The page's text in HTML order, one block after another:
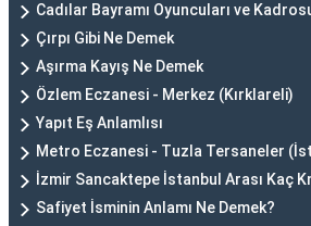
Cadılar Bayramı Oyuncuları ve
Çırpı Gibi Ne Demek
Aşırma Kayış Ne Demek
Özlem Eczanesi - Merkez (Kırklareli)
Yapıt Eş Anlamlısı
Metro Eczanesi - Tuzla Tersaneler
İzmir Sancaktepe İstanbul Arası Kaç
Safiyet İsminin Anlamı Ne Demek?